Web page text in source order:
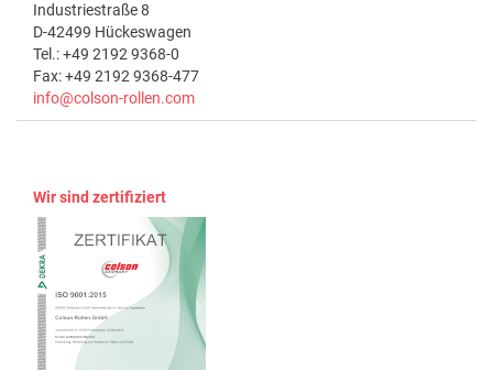
Industriestraße 8
D-42499 Hückeswagen
Tel.: +49 2192 9368-0
Fax: +49 2192 9368-477
info@colson-rollen.com
Wir sind zertifiziert